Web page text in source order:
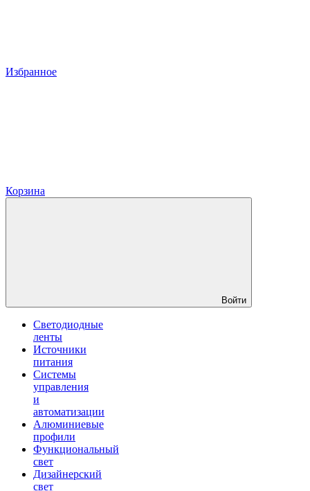
Избранное
Корзина
Войти
Светодиодные
ленты
Источники
питания
Системы
управления
и
автоматизации
Алюминиевые
профили
Функциональный
свет
Дизайнерский
свет